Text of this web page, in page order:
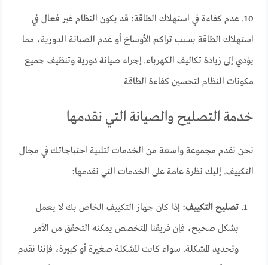
10. عدم كفاءة في استهلاك الطاقة: قد يكون النظام غير فعال في
استهلاك الطاقة بسبب تراكم الأوساخ أو عدم الصيانة الدورية، مما
يؤدي إلى زيادة تكاليف الكهرباء. إجراء صيانة دورية وتنظيف جميع
مكونات النظام لتحسين كفاءة الطاقة
خدمة التصليح والصيانة التي نقدمها
نحن نقدم مجموعة واسعة من الخدمات لتلبية احتياجاتك في مجال
التكييف. إليك نظرة عامة على الخدمات التي نقدمها:
تصليح التكييف: إذا كان جهاز التكييف الخاص بك لا يعمل
بشكل صحيح، فإن فريقنا المتخصص يمكنه التحقق من الأمر
وتحديد المشكلة. سواء كانت المشكلة صغيرة أو كبيرة، فإننا نقدم